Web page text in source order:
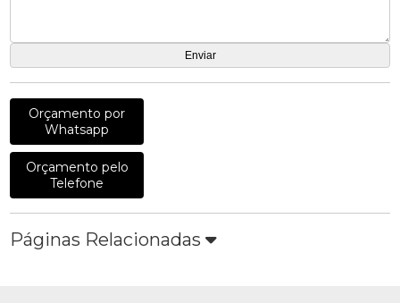
Orçamento por
Whatsapp
Orçamento pelo
Telefone
Páginas Relacionadas